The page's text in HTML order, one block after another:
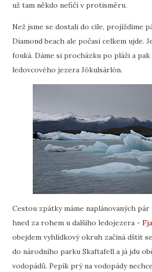
už tam někdo nefičí v protisměru.
Než jsme se dostali do cíle, projíždíme
Diamond beach ale počasí celkem ujde.
fouká. Dáme si procházku po pláži a
ledovcového jezera Jökulsárlón.
Cestou zpátky máme naplánovaných pár
hned za rohem u dalšího ledojezera -
obejdem vyhlídkový okruh začíná dštít
do národního parku Skaftafell a já jdu
vodopádů. Pepík prý na vodopády